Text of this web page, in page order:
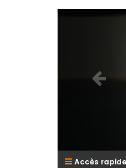
Accès rapide